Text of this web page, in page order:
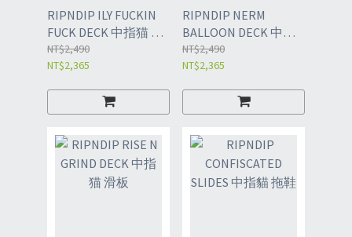
RIPNDIP ILY FUCKIN
FUCK DECK 中指猫 滑
板
NT$2,490
NT$2,365
RIPNDIP NERM
BALLOON DECK 中指
猫 滑板
NT$2,490
NT$2,365